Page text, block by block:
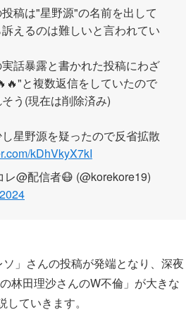
稿は"星野源"の名前を出して
えるのは難しいと言われてい
話暴露と書かれた投稿にわざ
と複数返信をしていたので
う(現在は削除済み)
星野源を疑ったので反省拡散
kDhVkyX7kI
@配信者😷 (@korekore19)
」さんの投稿が発端となり、深夜
林田理沙さんのW不倫」が大きな
ていきます。